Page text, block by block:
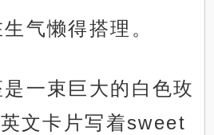
气懒得搭理。
一束巨大的白色玫
文卡片写着sweet